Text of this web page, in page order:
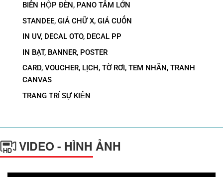
BIỂN HỘP ĐÈN, PANO TẤM LỚN
STANDEE, GIÁ CHỮ X, GIÁ CUỐN
IN UV, DECAL OTO, DECAL PP
IN BẠT, BANNER, POSTER
CARD, VOUCHER, LỊCH, TỜ RƠI, TEM NHÃN, TRANH
CANVAS
TRANG TRÍ SỰ KIỆN
VIDEO - HÌNH ẢNH